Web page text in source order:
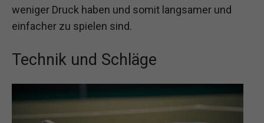
weniger Druck haben und somit langsamer und
einfacher zu spielen sind.
Technik und Schläge